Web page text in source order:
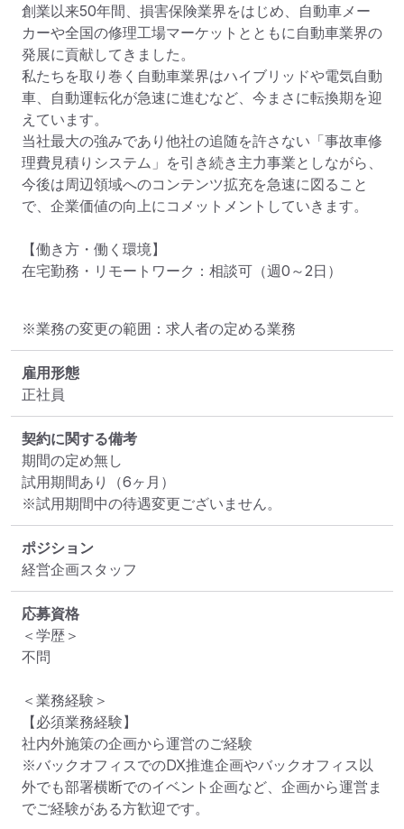
創業以来50年間、損害保険業界をはじめ、自動車メー
カーや全国の修理工場マーケットとともに自動車業界の
発展に貢献してきました。
私たちを取り巻く自動車業界はハイブリッドや電気自動
車、自動運転化が急速に進むなど、今まさに転換期を迎
えています。
当社最大の強みであり他社の追随を許さない「事故車修
理費見積りシステム」を引き続き主力事業としながら、
今後は周辺領域へのコンテンツ拡充を急速に図ること
で、企業価値の向上にコメットメントしていきます。
【働き方・働く環境】
在宅勤務・リモートワーク：相談可（週0～2日）
※業務の変更の範囲：求人者の定める業務
雇用形態
正社員
契約に関する備考
期間の定め無し
試用期間あり（6ヶ月）
※試用期間中の待遇変更ございません。
ポジション
経営企画スタッフ
応募資格
＜学歴＞
不問
＜業務経験＞
【必須業務経験】
社内外施策の企画から運営のご経験
※バックオフィスでのDX推進企画やバックオフィス以
外でも部署横断でのイベント企画など、企画から運営ま
でご経験がある方歓迎です。